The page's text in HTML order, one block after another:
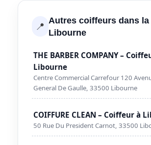
📍 Autres coiffeurs dans
Libourne
THE BARBER COMPANY –
Libourne
Centre Commercial Carrefour 120
General De Gaulle, 33500 Libourne
COIFFURE CLEAN – Coiffeur à
50 Rue Du President Carnot, 33500